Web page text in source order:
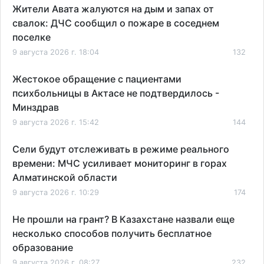
Жители Авата жалуются на дым и запах от
свалок: ДЧС сообщил о пожаре в соседнем
поселке
9 августа 2026 г. 18:04 132
Жестокое обращение с пациентами
психбольницы в Актасе не подтвердилось -
Минздрав
9 августа 2026 г. 15:42 144
Сели будут отслеживать в режиме реального
времени: МЧС усиливает мониторинг в горах
Алматинской области
9 августа 2026 г. 10:29 174
Не прошли на грант? В Казахстане назвали еще
несколько способов получить бесплатное
образование